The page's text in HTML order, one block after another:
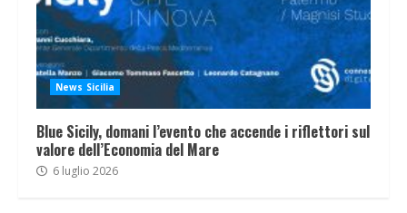
News Sicilia
Blue Sicily, domani l’evento che accende i riflettori sul
valore dell’Economia del Mare
6 luglio 2026